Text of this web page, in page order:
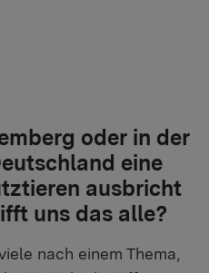
oder in der
eine
ausbricht
uns das alle?
nach einem Thema,